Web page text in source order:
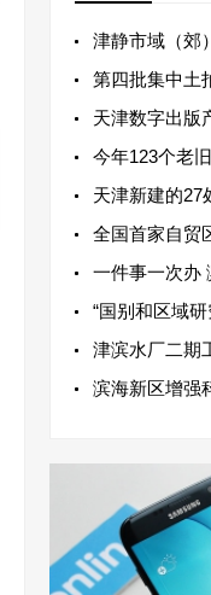
津静市域（郊
第四批集中土
天津数字出版
今年123个老
天津新建的27
全国首家自贸
一件事一次办
“国别和区域
津滨水厂二期
滨海新区增强